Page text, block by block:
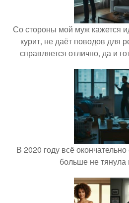
Со стороны мой муж кажется
курит, не даёт поводов для
справляется отлично, да и
В 2020 году всё
больше не тянула